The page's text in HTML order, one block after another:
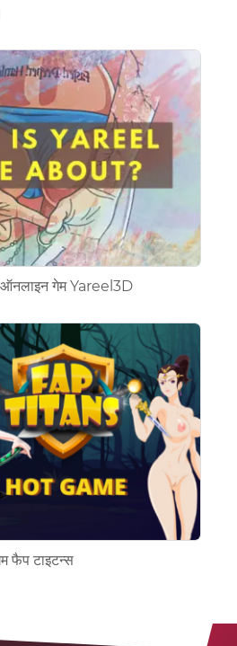
गेम Yareel3D
फैप टाइटन्स